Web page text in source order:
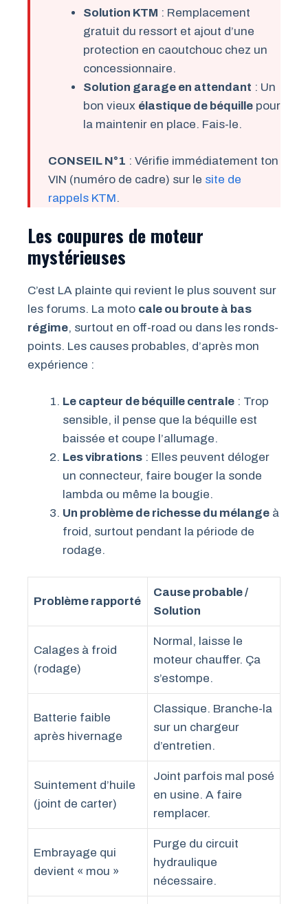
Solution KTM : Remplacement
gratuit du ressort et ajout d’une
protection en caoutchouc chez un
concessionnaire.
Solution garage en attendant : Un
bon vieux élastique de béquillepour
la maintenir en place. Fais-le.
CONSEIL N°1 : Vérifie immédiatement ton
VIN (numéro de cadre) sur le site de
rappels KTM.
Les coupures de moteur
mystérieuses
C’est LA plainte qui revient le plus souvent sur
les forums. La moto cale ou broute à bas
régime, surtout en off-road ou dans les ronds-
points. Les causes probables, d’après mon
expérience :
Le capteur de béquille centrale : Trop
sensible, il pense que la béquille est
baissée et coupe l’allumage.
Les vibrations : Elles peuvent déloger
un connecteur, faire bouger la sonde
lambda ou même la bougie.
Un problème de richesse du mélange à
froid, surtout pendant la période de
rodage.
Problème rapporté
Cause probable /
Solution
Calages à froid
(rodage)
Normal, laisse le
moteur chauffer. Ça
s’estompe.
Batterie faible
après hivernage
Classique. Branche-la
sur un chargeur
d’entretien.
Suintement d’huile
(joint de carter)
Joint parfois mal posé
en usine. A faire
remplacer.
Embrayage qui
devient « mou »
Purge du circuit
hydraulique
nécessaire.